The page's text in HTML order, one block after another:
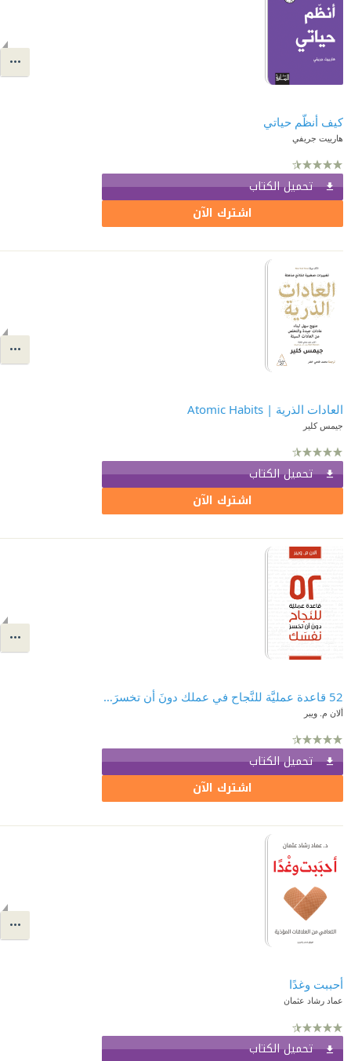
كيف أنظّم حياتي
هارييت جريفي
تحميل الكتاب
اشترك الآن
العادات الذرية | Atomic Habits
جيمس كلير
تحميل الكتاب
اشترك الآن
52 قاعدة عمليَّة للنَّجاح في عملك دونَ أن تخسرَ نفسَك | Rules of Thumb
ألان م. ويبر
تحميل الكتاب
اشترك الآن
أحببت وغدًا
عماد رشاد عثمان
تحميل الكتاب